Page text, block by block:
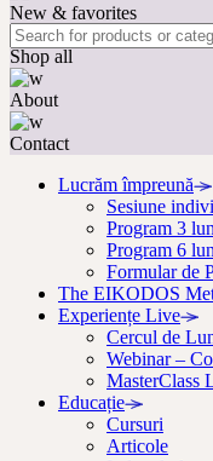
New & favorites
Shop all
About
Contact
Lucrăm împreună
Sesiune
Program 3
Program 6
Formular de
The EIKODOS
Experiențe Live
Cercul de
Webinar –
MasterClass
Educație
Cursuri
Articole